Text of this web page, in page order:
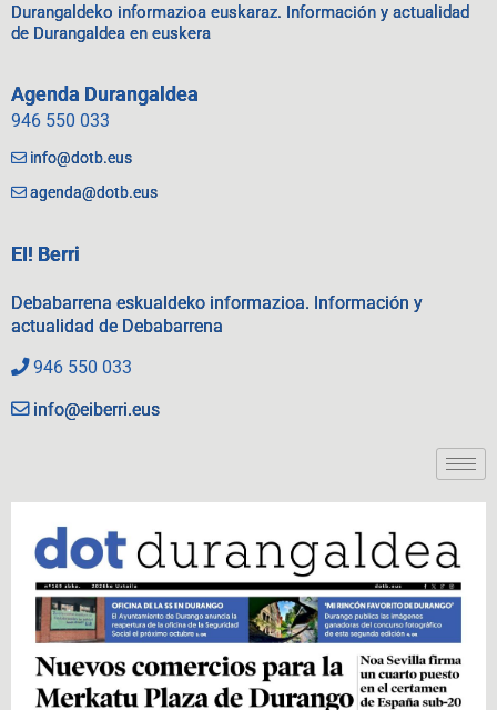
Durangaldeko informazioa euskaraz. Información y actualidad
de Durangaldea en euskera
Agenda Durangaldea
946 550 033
info@dotb.eus
agenda@dotb.eus
EI! Berri
Debabarrena eskualdeko informazioa. Información y
actualidad de Debabarrena
946 550 033
info@eiberri.eus